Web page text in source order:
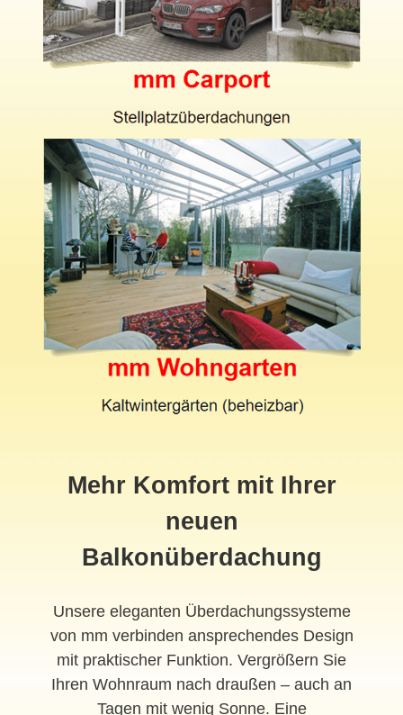
Mehr Komfort mit Ihrer
neuen
Balkonüberdachung
Unsere eleganten Überdachungssysteme
von mm verbinden ansprechendes Design
mit praktischer Funktion. Vergrößern Sie
Ihren Wohnraum nach draußen – auch an
Tagen mit wenig Sonne. Eine